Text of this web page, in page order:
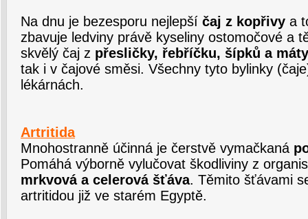
Na dnu je bezesporu nejlepší čaj z kopřivy a
zbavuje ledviny právě kyseliny ostomočové a
skvělý čaj z přesličky, řebříčku, šípků a máty
tak i v čajové směsi. Všechny tyto bylinky
lékárnách.
Artritida
Mnohostranně účinná je čerstvě vymačkaná
Pomáhá výborně vylučovat škodliviny z
mrkvová a celerová šťáva. Těmito šťávami
artritidou již ve starém Egyptě.